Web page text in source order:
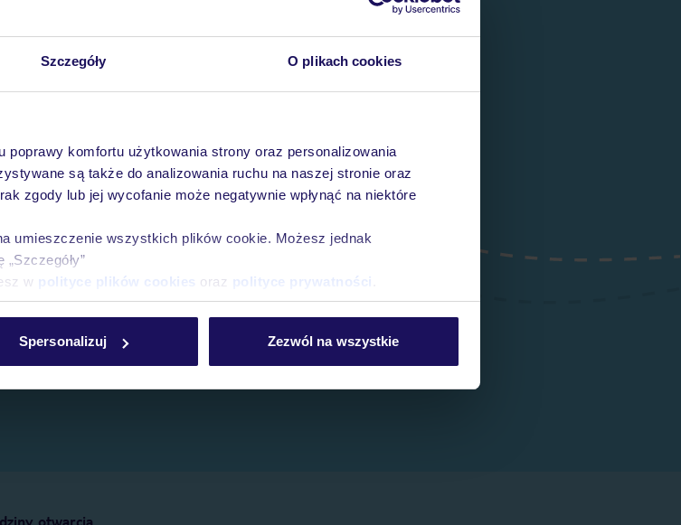
Szczegóły O plikach cookies
komfortu użytkowania strony oraz personalizowania
są także do analizowania ruchu na naszej stronie oraz
zgody lub jej wycofanie może negatywnie wpłynąć na niektóre
umieszczenie wszystkich plików cookie. Możesz jednak
w polityce plików cookies oraz polityce prywatności
Spersonalizuj Zezwól na wszystkie
otwarcia